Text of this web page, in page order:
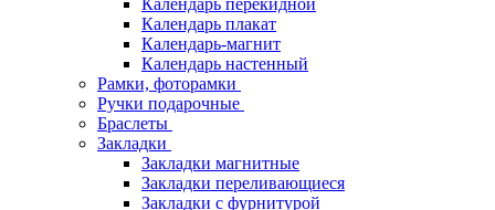
Календарь перекидной
Календарь плакат
Календарь-магнит
Календарь настенный
Рамки, фоторамки
Ручки подарочные
Браслеты
Закладки
Закладки магнитные
Закладки переливающиеся
Закладки с фурнитурой